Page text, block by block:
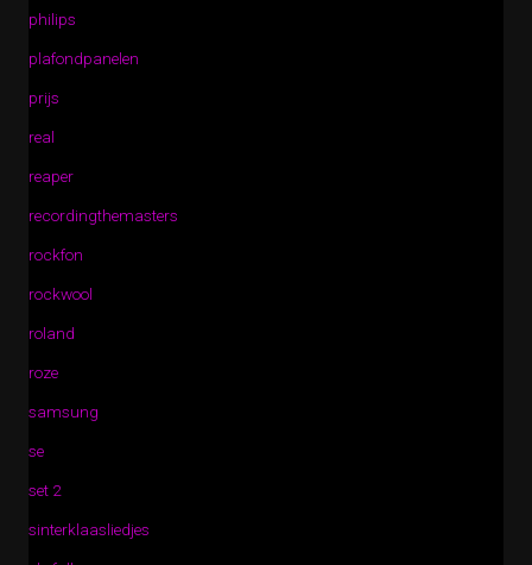
philips
plafondpanelen
prijs
real
reaper
recordingthemasters
rockfon
rockwool
roland
roze
samsung
se
set 2
sinterklaasliedjes